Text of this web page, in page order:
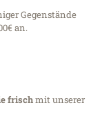
Gegenstände
an.
frischmit unserer